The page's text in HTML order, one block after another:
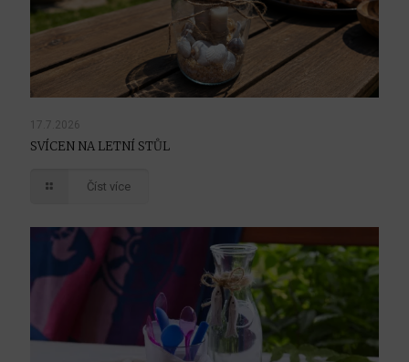
17.7.2026
SVÍCEN NA LETNÍ STŮL
Číst více